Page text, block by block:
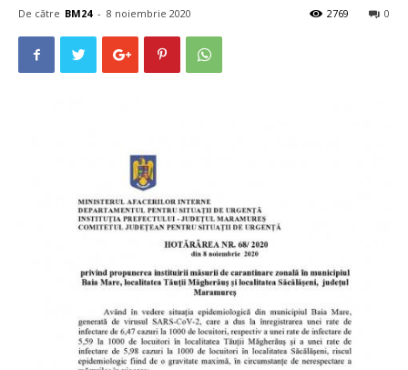
De către BM24 - 8 noiembrie 2020 0
2769